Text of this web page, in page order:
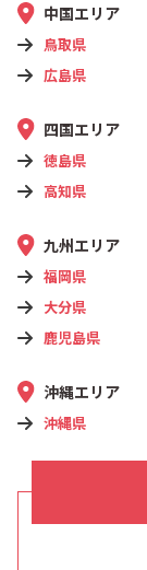
中国エリア
鳥取県
広島県
四国エリア
徳島県
高知県
九州エリア
福岡県
大分県
鹿児島県
沖縄エリア
沖縄県